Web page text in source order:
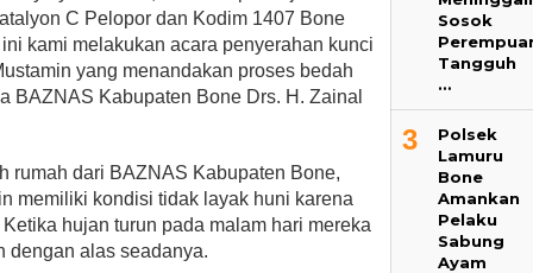
C Pelopor dan Kodim 1407 Bone
kami melakukan acara penyerahan kunci
yang menandakan proses bedah
BAZNAS Kabupaten Bone Drs. H. Zainal
rumah dari BAZNAS Kabupaten Bone,
memiliki kondisi tidak layak huni karena
hujan turun pada malam hari mereka
dengan alas seadanya.
Sosok
Tangguh
…
3
Polsek
Lamuru
Bone
Amankan
Pelaku
Sabung
Ayam